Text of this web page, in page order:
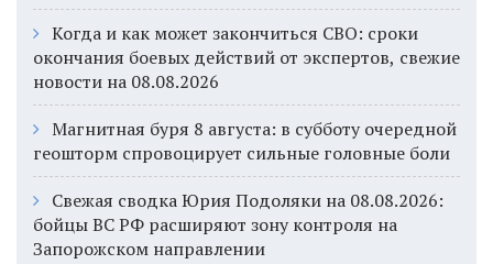
Когда и как может закончиться СВО: сроки
окончания боевых действий от экспертов, свежие
новости на 08.08.2026
Магнитная буря 8 августа: в субботу очередной
геошторм спровоцирует сильные головные боли
Свежая сводка Юрия Подоляки на 08.08.2026:
бойцы ВС РФ расширяют зону контроля на
Запорожском направлении